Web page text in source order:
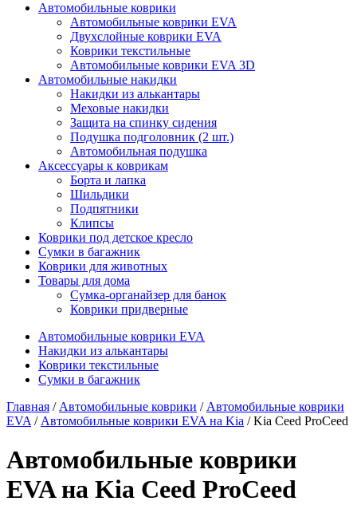
Автомобильные коврики
Автомобильные коврики EVA
Двухслойные коврики EVA
Коврики текстильные
Автомобильные коврики EVA 3D
Автомобильные накидки
Накидки из алькантары
Меховые накидки
Защита на спинку сидения
Подушка подголовник (2 шт.)
Автомобильная подушка
Аксессуары к коврикам
Борта и лапка
Шильдики
Подпятники
Клипсы
Коврики под детское кресло
Сумки в багажник
Коврики для животных
Товары для дома
Сумка-органайзер для банок
Коврики придверные
Автомобильные коврики EVA
Накидки из алькантары
Коврики текстильные
Сумки в багажник
Главная / Автомобильные коврики / Автомобильные коврики
EVA / Автомобильные коврики EVA на Kia / Kia Ceed ProCeed
Автомобильные коврики
EVA на Kia Ceed ProCeed